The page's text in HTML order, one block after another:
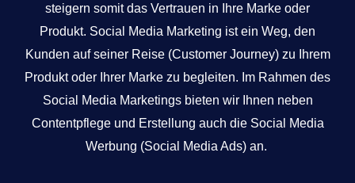
steigern somit das Vertrauen in Ihre Marke oder
Produkt. Social Media Marketing ist ein Weg, den
Kunden auf seiner Reise (Customer Journey) zu Ihrem
Produkt oder Ihrer Marke zu begleiten. Im Rahmen des
Social Media Marketings bieten wir Ihnen neben
Contentpflege und Erstellung auch die Social Media
Werbung (Social Media Ads) an.